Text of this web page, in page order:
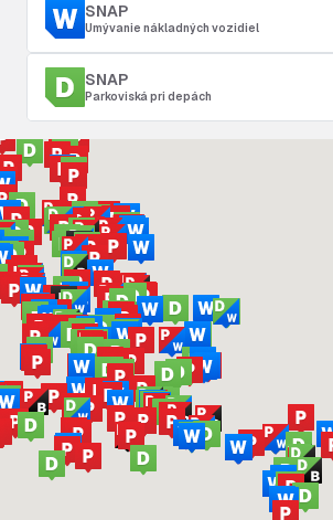
SNAP
Umývanie nákladných vozidiel
SNAP
Parkoviská pri depách